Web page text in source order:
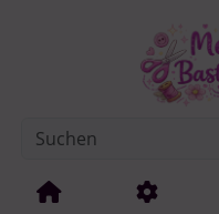
Springe zur Navigation